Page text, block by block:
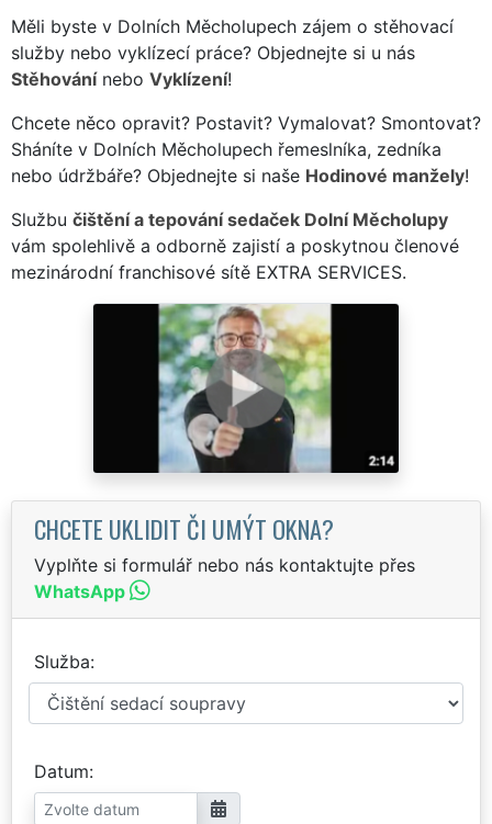
Měli byste v Dolních Měcholupech zájem o stěhovací
služby nebo vyklízecí práce? Objednejte si u nás
Stěhovánínebo Vyklízení!
Chcete něco opravit? Postavit? Vymalovat? Smontovat?
Sháníte v Dolních Měcholupech řemeslníka, zedníka
nebo údržbáře? Objednejte si naše Hodinové manžely!
Službu čištění a tepování sedaček Dolní Měcholupy
vám spolehlivě a odborně zajistí a poskytnou členové
mezinárodní franchisové sítě EXTRA SERVICES.
CHCETE UKLIDIT ČI UMÝT OKNA?
Vyplňte si formulář nebo nás kontaktujte přes
WhatsApp
Služba
Datum